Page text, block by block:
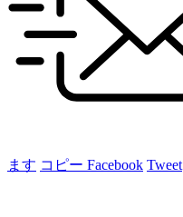
ます コピー Facebook Tweet